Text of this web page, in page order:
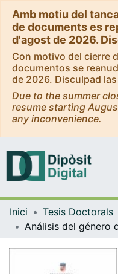
Amb motiu del
de documents es
d'agost de 2026.
Con motivo del cierre
documentos se
de 2026. Disculpad
Due to the summer
resume starting
any inconvenience.
Inici Tesis Doctorals